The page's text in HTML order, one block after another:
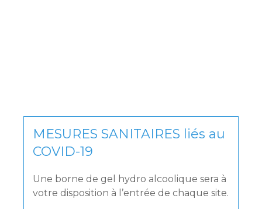
MESURES SANITAIRES liés au
COVID-19
Une borne de gel hydro alcoolique sera à
votre disposition à l’entrée de chaque site.